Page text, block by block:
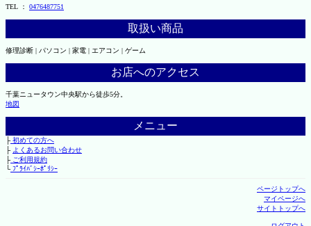
TEL ： 0476487751
取扱い商品
修理診断 | パソコン | 家電 | エアコン | ゲーム
お店へのアクセス
千葉ニュータウン中央駅から徒歩5分。
地図
メニュー
├初めての方へ
├ よくあるお問い合わせ
├ご利用規約
└ﾌﾟﾗｲﾊﾞｼｰﾎﾟﾘｼｰ
ページトップへ
マイページへ
サイトトップへ